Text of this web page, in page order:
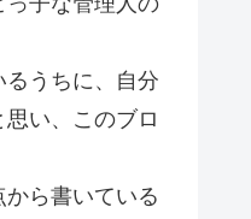
うちに、自分
い、このブロ
ら書いている